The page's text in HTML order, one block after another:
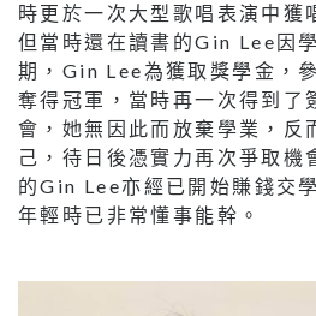
時更於一次大型歌唱表演中獲
但當時還在讀書的Gin Lee因
期，Gin Lee為獲取獎學金，
奪得冠軍，當時再一次得到了
會，她無因此而放棄學業，反
己，待日後憑實力再次爭取機
的Gin Lee亦經已開始賺錢交
年輕時已非常懂事能幹。